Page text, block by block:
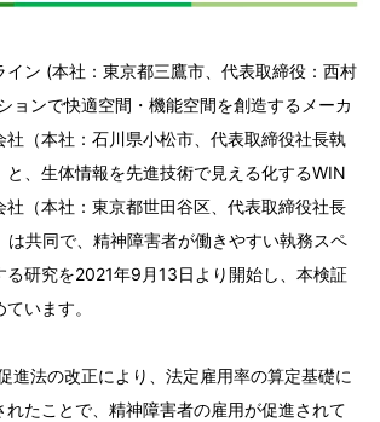
イン (本社：東京都三鷹市、代表取締役：西村
ョンで快適空間・機能空間を創造するメーカ
社（本社：石川県小松市、代表取締役社長執
と、生体情報を先進技術で見える化するWIN
社（本社：東京都世田谷区、代表取締役社長
は共同で、精神障害者が働きやすい執務スペ
る研究を2021年9月13日より開始し、本検証
います。
進法の改正により、法定雇用率の算定基礎に
れたことで、精神障害者の雇用が促進されて